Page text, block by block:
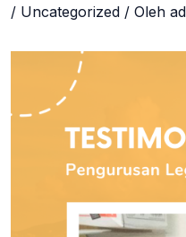
/ Uncategorized/ Oleh